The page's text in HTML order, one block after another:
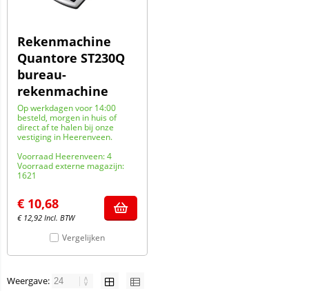
Rekenmachine
Quantore ST230Q
bureau-
rekenmachine
Op werkdagen voor 14:00
besteld, morgen in huis of
direct af te halen bij onze
vestiging in Heerenveen.
Voorraad Heerenveen: 4
Voorraad externe magazijn:
1621
€ 10,68
€ 12,92 Incl. BTW
Vergelijken
Weergave: